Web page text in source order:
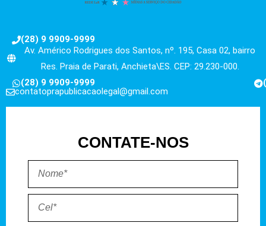
(28) 9 9909-9999
Av. Américo Rodrigues dos Santos, nº. 195, Casa 02, bairro
Res. Praia de Parati, Anchieta\ES. CEP: 29.230-000.
(28) 9 9909-9999
contatoprapublicacaolegal@gmail.com
CONTATE-NOS